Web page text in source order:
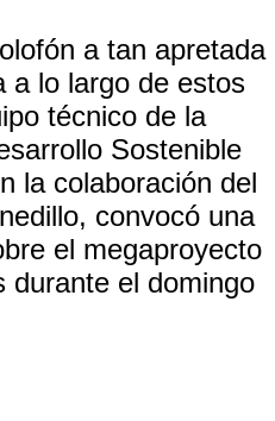
a tan apretada
a lo largo de estos
técnico de la
Sostenible
la colaboración del
convocó una
el megaproyecto
durante el domingo